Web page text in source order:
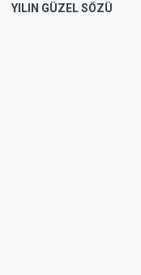
YILIN GÜZEL SÖZÜ